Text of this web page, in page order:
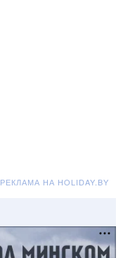
РЕКЛАМА НА HOLIDAY.BY